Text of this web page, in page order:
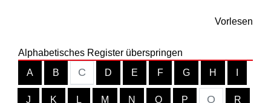
Vorlesen
Alphabetisches Register überspringen
A
B C D E F G H
J K L M N O P Q R